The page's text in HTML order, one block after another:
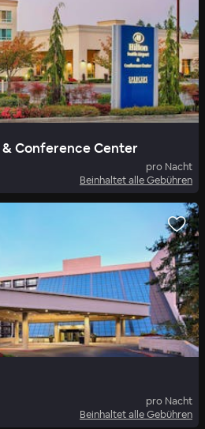
Conference Center
pro Nacht
Beinhaltet alle Gebühren
pro Nacht
Beinhaltet alle Gebühren